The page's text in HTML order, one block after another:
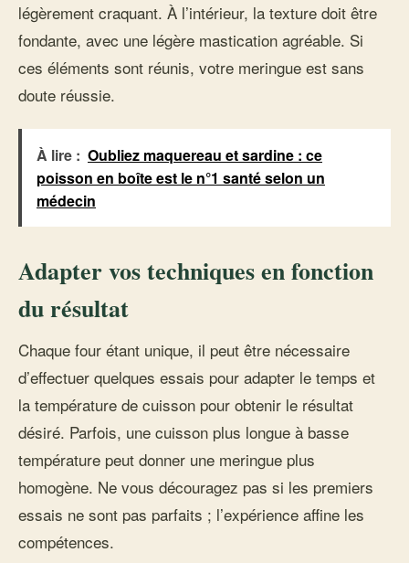
légèrement craquant. À l’intérieur, la texture doit être
fondante, avec une légère mastication agréable. Si
ces éléments sont réunis, votre meringue est sans
doute réussie.
À lire : Oubliez maquereau et sardine : ce
poisson en boîte est le n°1 santé selon un
médecin
Adapter vos techniques en fonction
du résultat
Chaque four étant unique, il peut être nécessaire
d’effectuer quelques essais pour adapter le temps et
la température de cuisson pour obtenir le résultat
désiré. Parfois, une cuisson plus longue à basse
température peut donner une meringue plus
homogène. Ne vous découragez pas si les premiers
essais ne sont pas parfaits ; l’expérience affine les
compétences.